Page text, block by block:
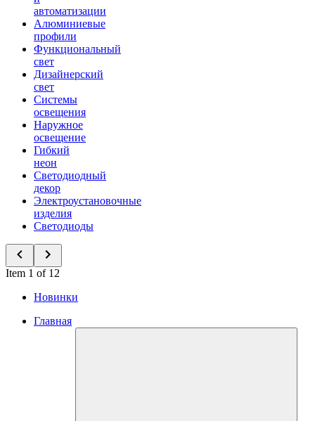
автоматизации
Алюминиевые
профили
Функциональный
свет
Дизайнерский
свет
Системы
освещения
Наружное
освещение
Гибкий
неон
Светодиодный
декор
Электроустановочные
изделия
Светодиоды
Item 1 of 12
Новинки
Главная